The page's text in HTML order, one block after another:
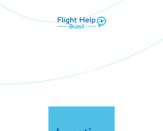
em parceria com